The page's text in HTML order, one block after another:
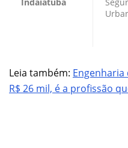
Indaiatuba
Leia também:
R$ 26 mil, é a profissão